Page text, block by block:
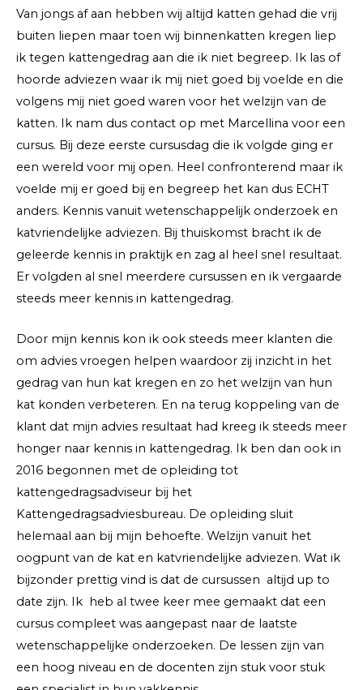
Van jongs af aan hebben wij altijd katten gehad die vrij
buiten liepen maar toen wij binnenkatten kregen liep
ik tegen kattengedrag aan die ik niet begreep. Ik las of
hoorde adviezen waar ik mij niet goed bij voelde en die
volgens mij niet goed waren voor het welzijn van de
katten. Ik nam dus contact op met Marcellina voor een
cursus. Bij deze eerste cursusdag die ik volgde ging er
een wereld voor mij open. Heel confronterend maar ik
voelde mij er goed bij en begreep het kan dus ECHT
anders. Kennis vanuit wetenschappelijk onderzoek en
katvriendelijke adviezen. Bij thuiskomst bracht ik de
geleerde kennis in praktijk en zag al heel snel resultaat.
Er volgden al snel meerdere cursussen en ik vergaarde
steeds meer kennis in kattengedrag.
Door mijn kennis kon ik ook steeds meer klanten die
om advies vroegen helpen waardoor zij inzicht in het
gedrag van hun kat kregen en zo het welzijn van hun
kat konden verbeteren. En na terug koppeling van de
klant dat mijn advies resultaat had kreeg ik steeds meer
honger naar kennis in kattengedrag. Ik ben dan ook in
2016 begonnen met de opleiding tot
kattengedragsadviseur bij het
Kattengedragsadviesbureau. De opleiding sluit
helemaal aan bij mijn behoefte. Welzijn vanuit het
oogpunt van de kat en katvriendelijke adviezen. Wat ik
bijzonder prettig vind is dat de cursussen altijd up to
date zijn. Ik heb al twee keer mee gemaakt dat een
cursus compleet was aangepast naar de laatste
wetenschappelijke onderzoeken. De lessen zijn van
een hoog niveau en de docenten zijn stuk voor stuk